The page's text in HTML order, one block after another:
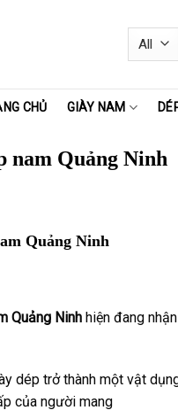
CHỦ GIÀY NAM
nam Quảng Ninh
Quảng Ninh
Quảng Ninh hiện đang
dép trở thành một vật
của người mang